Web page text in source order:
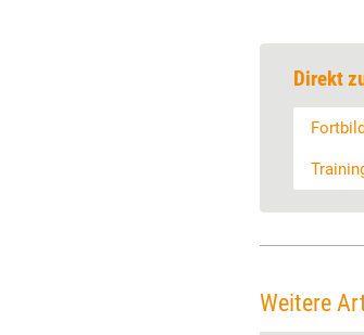
Direkt
Weitere